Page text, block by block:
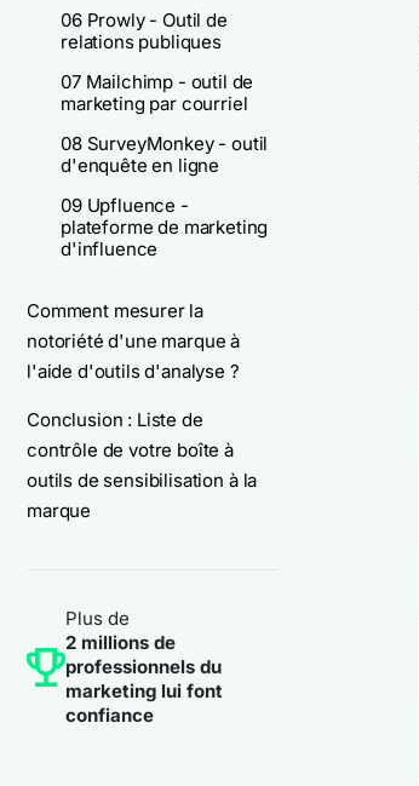
06 Prowly - Outil de
relations publiques
07 Mailchimp - outil de
marketing par courriel
08 SurveyMonkey - outil
d'enquête en ligne
09 Upfluence -
plateforme de marketing
d'influence
Comment mesurer la
notoriété d'une marque à
l'aide d'outils d'analyse ?
Conclusion : Liste de
contrôle de votre boîte à
outils de sensibilisation à la
marque
Plus de
2 millions de
professionnels du
marketing lui font
confiance